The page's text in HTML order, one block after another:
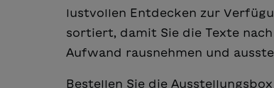
lustvollen Entdecken zur
sortiert, damit Sie die Texte
Aufwand rausnehmen und
Bestellen Sie die